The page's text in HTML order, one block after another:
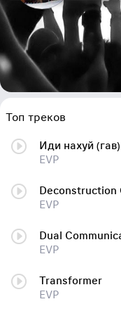
Топ треков
Иди нахуй
EVP
Deconstruction
EVP
Dual
EVP
Transformer
EVP